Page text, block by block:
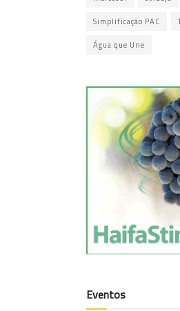
Simplificação PAC
Água que Une
Eventos